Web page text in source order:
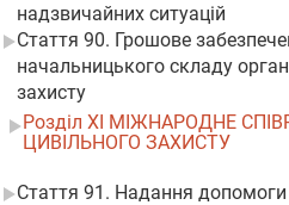
надзвичайних ситуацій
Стаття 90. Грошове
начальницького складу
захисту
Розділ XI МІЖНАРОДНЕ
ЦИВІЛЬНОГО ЗАХИСТУ
Стаття 91. Надання